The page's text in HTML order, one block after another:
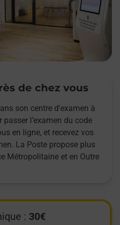
de chez vous
son centre d'examen à
l’examen du code
en ligne, et recevez vos
La Poste propose plus
Métropolitaine et en Outre
: 30€